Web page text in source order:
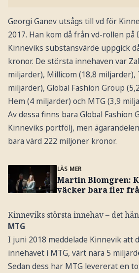
Georgi Ganev utsågs till vd för
2017. Han kom då från vd-rollen på
Kinneviks substansvärde uppgick
kronor. De största innehaven var
miljarder), Millicom (18,8 miljarder),
miljarder), Global Fashion Group
Hem (4 miljarder) och MTG (3,9
Av dessa finns bara Global Fashion
Kinneviks portfölj, men
bara värd 222 miljoner kronor.
LÄS MER
Martin Blomgren:
väcker bara fler
Kinneviks största innehav – det
MTG
I juni 2018 meddelade Kinnevik att
innehavet i MTG, värt nära 5
Sedan dess har MTG levererat en